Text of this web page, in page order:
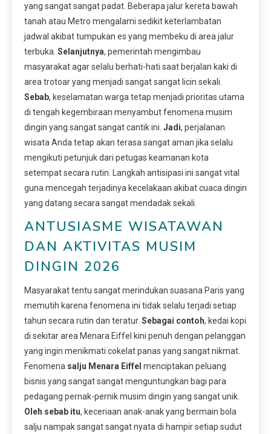
yang sangat sangat padat. Beberapa jalur kereta bawah
tanah atau Metro mengalami sedikit keterlambatan
jadwal akibat tumpukan es yang membeku di area jalur
terbuka. Selanjutnya, pemerintah mengimbau
masyarakat agar selalu berhati-hati saat berjalan kaki di
area trotoar yang menjadi sangat sangat licin sekali.
Sebab, keselamatan warga tetap menjadi prioritas utama
di tengah kegembiraan menyambut fenomena musim
dingin yang sangat sangat cantik ini. Jadi, perjalanan
wisata Anda tetap akan terasa sangat aman jika selalu
mengikuti petunjuk dari petugas keamanan kota
setempat secara rutin. Langkah antisipasi ini sangat vital
guna mencegah terjadinya kecelakaan akibat cuaca dingin
yang datang secara sangat mendadak sekali.
ANTUSIASME WISATAWAN
DAN AKTIVITAS MUSIM
DINGIN 2026
Masyarakat tentu sangat merindukan suasana Paris yang
memutih karena fenomena ini tidak selalu terjadi setiap
tahun secara rutin dan teratur. Sebagai contoh, kedai kopi
di sekitar area Menara Eiffel kini penuh dengan pelanggan
yang ingin menikmati cokelat panas yang sangat nikmat.
Fenomena salju Menara Eiffel menciptakan peluang
bisnis yang sangat sangat menguntungkan bagi para
pedagang pernak-pernik musim dingin yang sangat unik.
Oleh sebab itu, keceriaan anak-anak yang bermain bola
salju nampak sangat sangat nyata di hampir setiap sudut